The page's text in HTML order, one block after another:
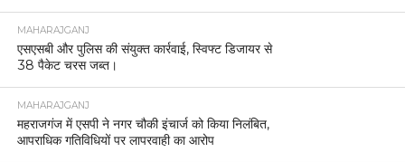
MAHARAJGANJ
एसएसबी और पुलिस की संयुक्त कार्रवाई, स्विफ्ट डिजायर से
38 पैकेट चरस जब्त।
MAHARAJGANJ
महराजगंज में एसपी ने नगर चौकी इंचार्ज को किया निलंबित,
आपराधिक गतिविधियों पर लापरवाही का आरोप